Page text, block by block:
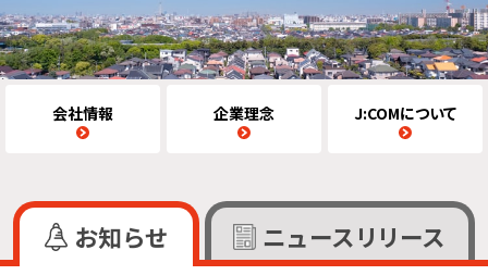
会社情報 企業理念 J:COMについて
お知らせ ニュースリリース